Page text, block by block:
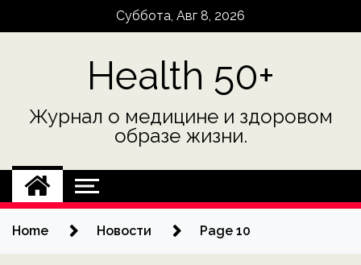
Суббота, Авг 8, 2026
Health 50+
Журнал о медицине и здоровом
образе жизни.
Home Новости Page 10